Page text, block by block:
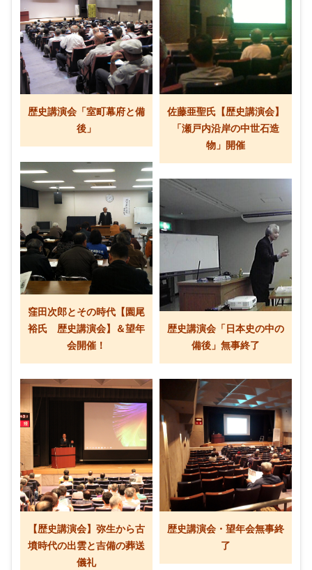
歴史講演会「室町幕府と備
後」
佐藤亜聖氏【歴史講演会】
「瀬戸内沿岸の中世石造
物」開催
窪田次郎とその時代【園尾
裕氏 歴史講演会】＆望年
会開催！
歴史講演会「日本史の中の
備後」無事終了
【歴史講演会】弥生から古
墳時代の出雲と吉備の葬送
儀礼
歴史講演会・望年会無事終
了